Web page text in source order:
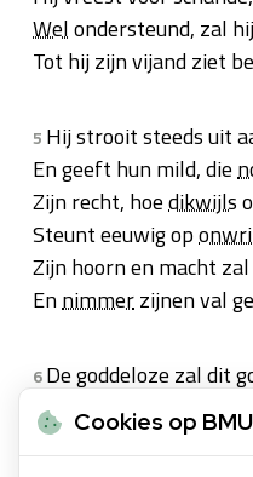
Welondersteund, zal
Tot hij zijn vijand ziet
5 Hij strooit steeds uit
En geeft hun mild, die
Zijn recht, hoedikwijls
Steunt eeuwig op
Zijn hoorn en macht
Ennimmerzijnen val
6De goddeloze zal dit
Van hem aanschouwen ,
Met tandgekners
Cookies op